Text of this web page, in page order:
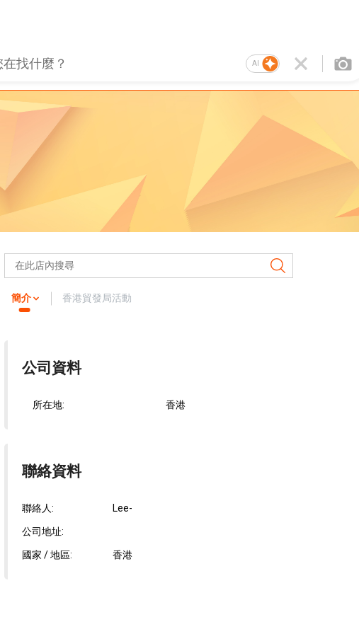
AI
簡介 香港貿發局活動
公司資料
所在地: 香港
聯絡資料
聯絡人: Lee-
公司地址:
國家 / 地區: 香港